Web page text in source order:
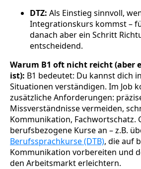
DTZ: Als Einstieg sinnvoll,
Integrationskurs kommst –
danach aber ein Schritt
entscheidend.
Warum B1 oft nicht reicht (aber
ist): B1 bedeutet: Du kannst dich
Situationen verständigen. Im Job
zusätzliche Anforderungen:
Missverständnisse vermeiden,
Kommunikation, Fachwortschatz.
berufsbezogene Kurse an – z.B.
Berufssprachkurse (DTB), die auf
Kommunikation vorbereiten und
den Arbeitsmarkt erleichtern.